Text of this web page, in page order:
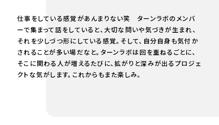
仕事をしている感覚があんまりない笑 ターンラボのメンバ
ーで集まって話をしていると、大切な問いや気づきが生まれ、
それを少しづつ形にしている感覚。そして、自分自身も気付か
されることが多い場だなと。ターンラボは回を重ねるごとに、
そこに関わる人が増えるたびに、拡がりと深みが出るプロジェ
クトな気がします。これからもまた楽しみ。